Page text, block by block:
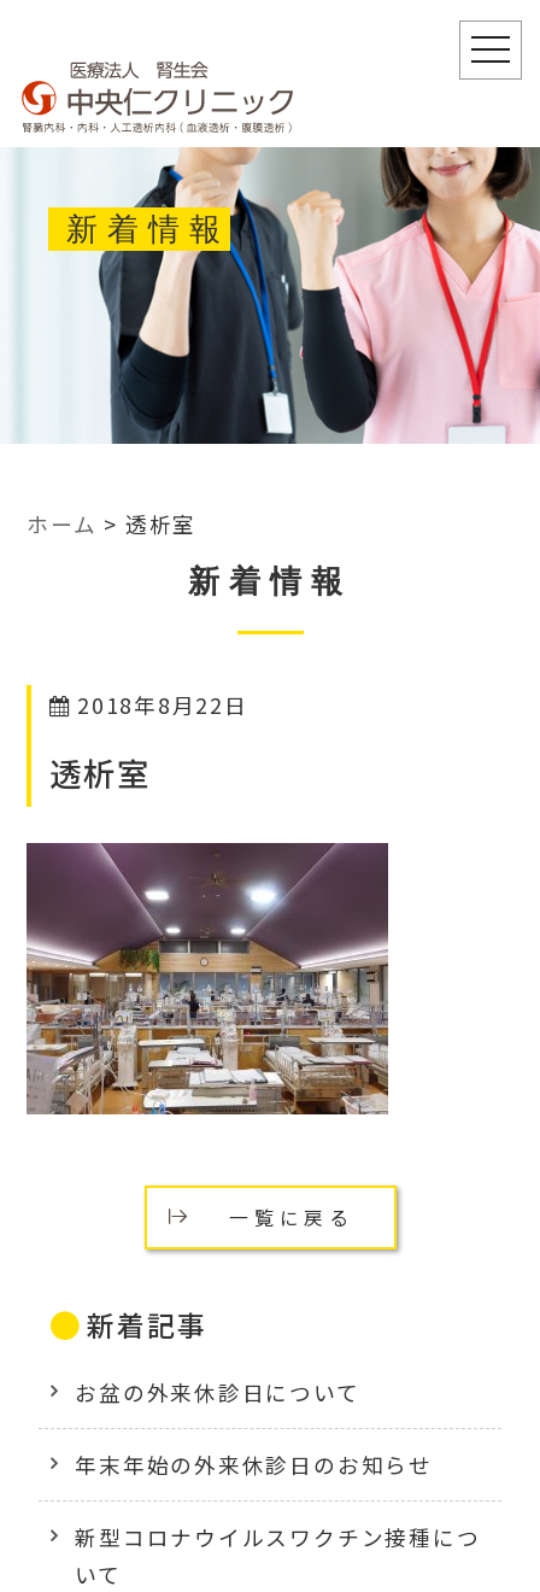
新着情報
ホーム > 透析室
新着情報
2018年8月22日
透析室
一覧に戻る
新着記事
お盆の外来休診日について
年末年始の外来休診日のお知らせ
新型コロナウイルスワクチン接種につ
いて